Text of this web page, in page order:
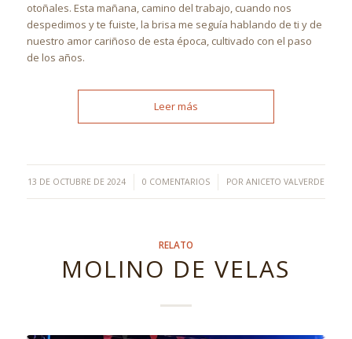
otoñales. Esta mañana, camino del trabajo, cuando nos
despedimos y te fuiste, la brisa me seguía hablando de ti y de
nuestro amor cariñoso de esta época, cultivado con el paso
de los años.
Leer más
13 DE OCTUBRE DE 2024
/ 0 COMENTARIOS
/ POR ANICETO VALVERDE
RELATO
MOLINO DE VELAS